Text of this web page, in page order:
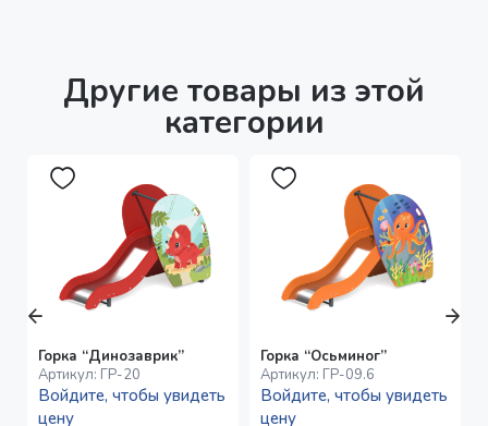
Другие товары из этой
категории
Горка “Динозаврик”
Артикул: ГР-20
Войдите, чтобы увидеть
цену
Горка “Осьминог”
Артикул: ГР-09.6
Войдите, чтобы увидеть
цену